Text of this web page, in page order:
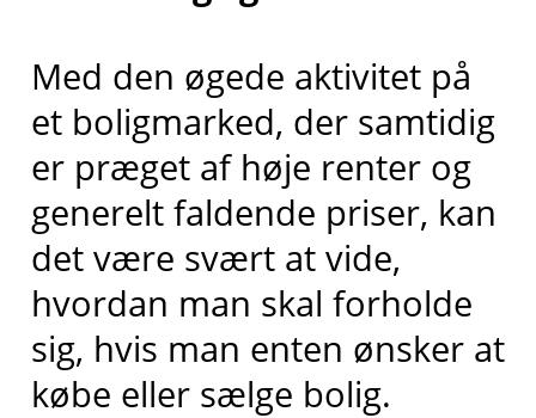
Med den øgede aktivitet på
et boligmarked, der samtidig
er præget af høje renter og
generelt faldende priser, kan
det være svært at vide,
hvordan man skal forholde
sig, hvis man enten ønsker at
købe eller sælge bolig.